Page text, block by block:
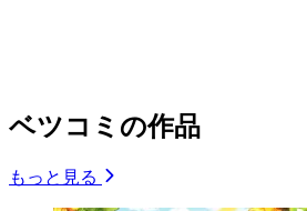
ベツコミの作品
もっと見る